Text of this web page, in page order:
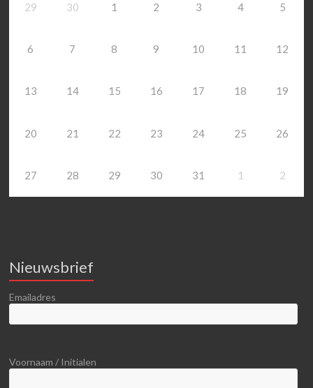
29 30 1 2 3 4 5
6 7 8 9 10 11 12
13 14 15 16 17 18 19
20 21 22 23 24 25 26
27 28 29 30 31 1 2
Nieuwsbrief
Emailadres
Voornaam / Initialen